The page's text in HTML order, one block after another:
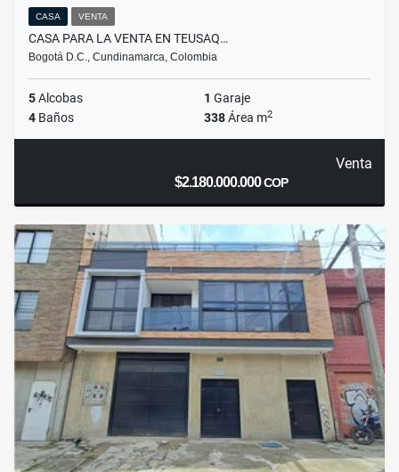
CASA VENTA
CASA PARA LA VENTA EN TEUSAQ…
Bogotá D.C., Cundinamarca, Colombia
5Alcobas 1 Garaje
4 Baños 338Área m2
Venta
$2.180.000.000COP